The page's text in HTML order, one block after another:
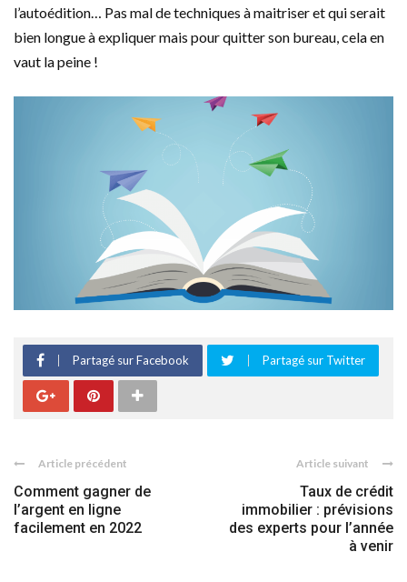
l’autoédition… Pas mal de techniques à maitriser et qui serait
bien longue à expliquer mais pour quitter son bureau, cela en
vaut la peine !
Partagé sur Facebook Partagé sur Twitter
Article précédent
Comment gagner de
l’argent en ligne
facilement en 2022
Article suivant
Taux de crédit
immobilier : prévisions
des experts pour l’année
à venir